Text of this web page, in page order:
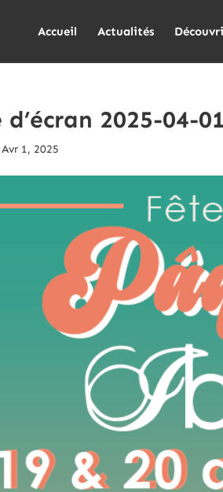
Accueil Actualités
2025-04-
Avr 1, 2025